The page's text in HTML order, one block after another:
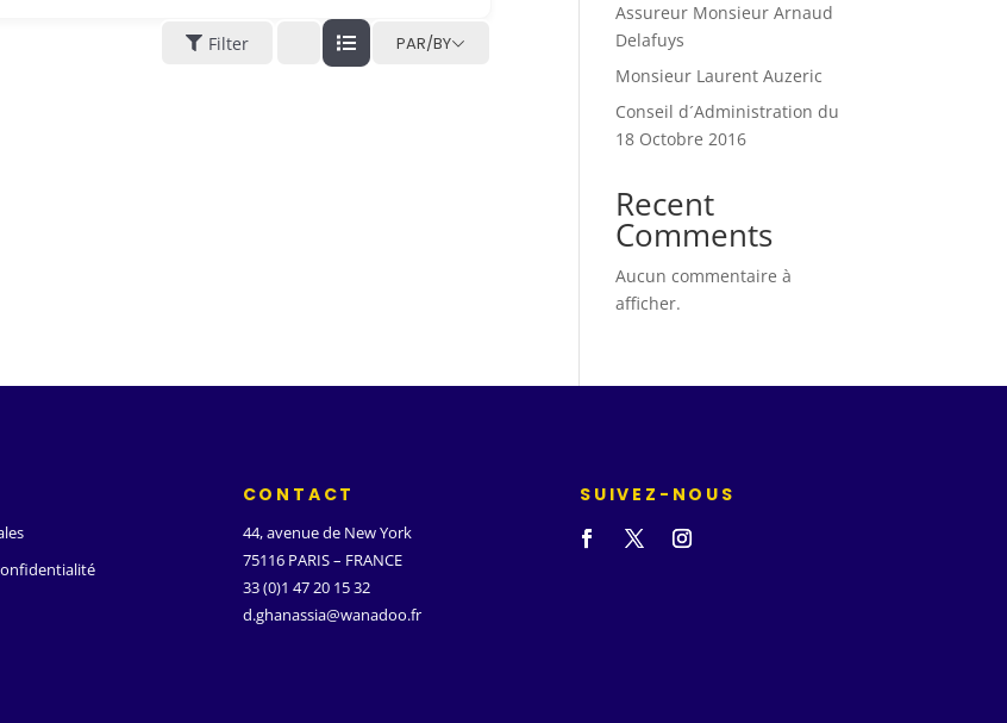
Filter PAR/BY
Assureur Monsieur Arnaud
Delafuys
Monsieur Laurent Auzeric
Conseil d´Administration du
18 Octobre 2016
Recent
Comments
Aucun commentaire à
afficher.
CONTACT
44, avenue de New York
75116 PARIS – FRANCE
33 (0)1 47 20 15 32
d.ghanassia@wanadoo.fr
SUIVEZ-NOUS